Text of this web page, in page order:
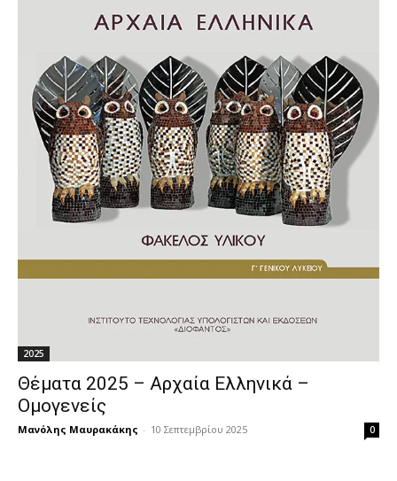
2025
Θέματα 2025 – Αρχαία Ελληνικά –
Ομογενείς
Μανόλης Μαυρακάκης - 10 Σεπτεμβρίου 2025 0